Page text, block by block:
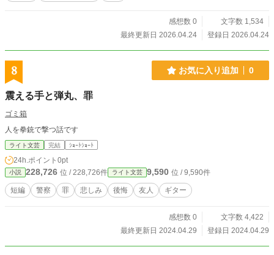
感想数 0
文字数 1,534
最終更新日 2026.04.24
登録日 2026.04.24
8 お気に入り追加 0
震える手と弾丸、罪
ゴミ箱
人を拳銃で撃つ話です
ライト文芸 完結 ｼｮｰﾄｼｮｰﾄ
24h.ポイント 0pt
小説 228,726 位 / 228,726件 ライト文芸 9,590 位 / 9,590件
短編 警察 罪 悲しみ 後悔 友人 ギター
感想数 0
文字数 4,422
最終更新日 2024.04.29
登録日 2024.04.29